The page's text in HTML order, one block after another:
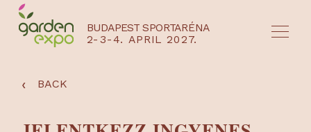
BUDAPEST SPORTARÉNA
2-3-4. APRIL 2027.
‹ BACK